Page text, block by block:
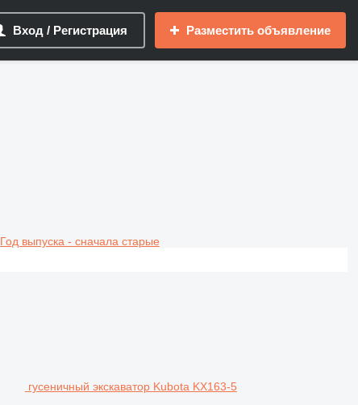
Вход / Регистрация Разместить объявление
Год выпуска - сначала старые
гусеничный экскаватор Kubota KX163-5